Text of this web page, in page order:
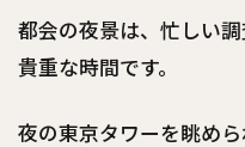
都会の夜景は、忙しい
貴重な時間です。
夜の東京タワーを眺め